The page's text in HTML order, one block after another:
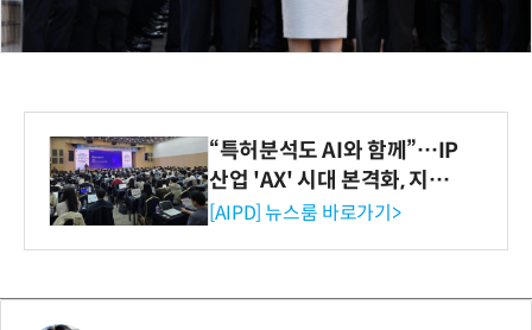
“특허분석도 AI와 함께”…IP
산업 'AX' 시대 본격화, 지식
재산처 1호 AI IP데이터분석
[AIPD] 뉴스룸 바로가기>